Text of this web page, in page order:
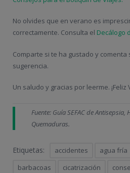
No olvides que en verano es
correctamente. Consulta el Decálogo
Comparte si te ha gustado y
sugerencia.
Un saludo y gracias por leerme. ¡Feliz
Fuente: Guía SEFAC de
Quemaduras.
Etiquetas: accidentes agua fría
barbacoas
cicatrización